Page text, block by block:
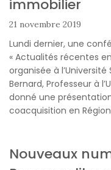
immobilier
21 novembre 2019
Lundi dernier, une
« Actualités récentes
organisée à l’Université
Bernard, Professeur à
donné une
coacquisition en
Nouveaux